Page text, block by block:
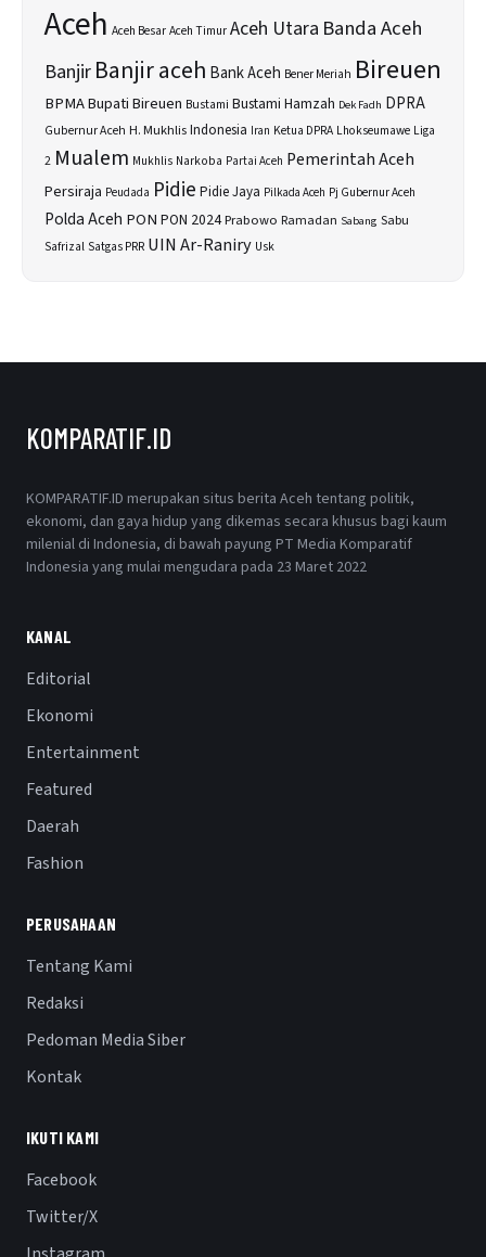
Aceh Aceh BesarAceh TimurAceh Utara Banda Aceh
BanjirBanjir aceh Bank Aceh Bener Meriah Bireuen
BPMABupati Bireuen Bustami Bustami Hamzah Dek Fadh DPRA
Gubernur Aceh H. MukhlisIndonesia Iran Ketua DPRA Lhokseumawe Liga
2 Mualem Mukhlis Narkoba Partai Aceh Pemerintah Aceh
Persiraja Peudada Pidie Pidie Jaya Pilkada Aceh Pj Gubernur Aceh
Polda Aceh PON PON 2024Prabowo Ramadan Sabang Sabu
SafrizalSatgas PRR UIN Ar-Raniry Usk
KOMPARATIF.ID
KOMPARATIF.ID merupakan situs berita Aceh tentang politik,
ekonomi, dan gaya hidup yang dikemas secara khusus bagi kaum
milenial di Indonesia, di bawah payung PT Media Komparatif
Indonesia yang mulai mengudara pada 23 Maret 2022
KANAL
Editorial
Ekonomi
Entertainment
Featured
Daerah
Fashion
PERUSAHAAN
Tentang Kami
Redaksi
Pedoman Media Siber
Kontak
IKUTI KAMI
Facebook
Twitter/X